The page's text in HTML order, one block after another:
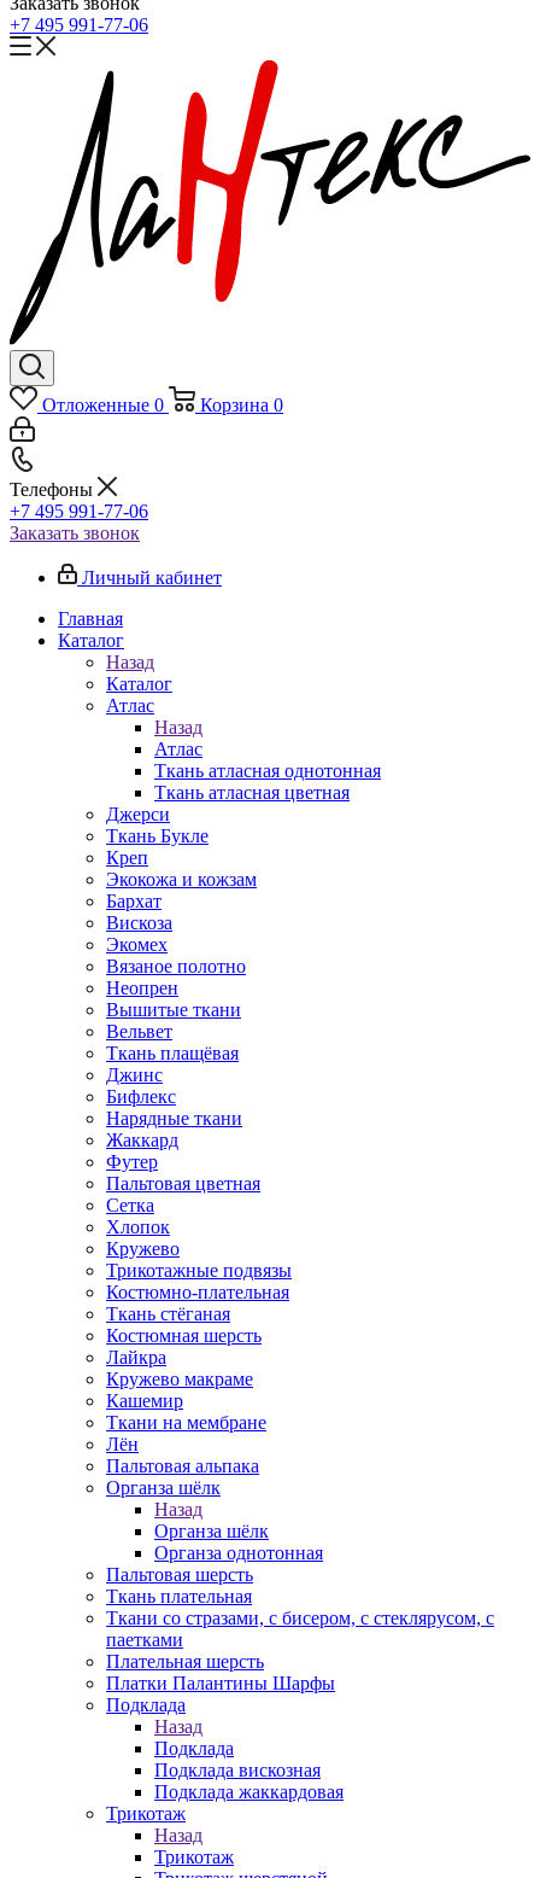
+7 495 991-77-06
Отложенные 0 Корзина 0
Телефоны
+7 495 991-77-06
Заказать звонок
Личный кабинет
Главная
Каталог
Назад
Каталог
Атлас
Назад
Атлас
Ткань атласная однотонная
Ткань атласная цветная
Джерси
Ткань Букле
Креп
Экокожа и кожзам
Бархат
Вискоза
Экомех
Вязаное полотно
Неопрен
Вышитые ткани
Вельвет
Ткань плащёвая
Джинс
Бифлекс
Нарядные ткани
Жаккард
Футер
Пальтовая цветная
Сетка
Хлопок
Кружево
Трикотажные подвязы
Костюмно-плательная
Ткань стёганая
Костюмная шерсть
Лайкра
Кружево макраме
Кашемир
Ткани на мембране
Лён
Пальтовая альпака
Органза шёлк
Назад
Органза шёлк
Органза однотонная
Пальтовая шерсть
Ткань плательная
Ткани со стразами, с бисером, с стеклярусом, с
паетками
Плательная шерсть
Платки Палантины Шарфы
Подклада
Назад
Подклада
Подклада вискозная
Подклада жаккардовая
Трикотаж
Назад
Трикотаж